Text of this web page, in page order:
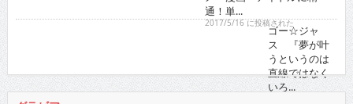
ゴー☆ジャス 『夢が叶うというのは直線ではなくい